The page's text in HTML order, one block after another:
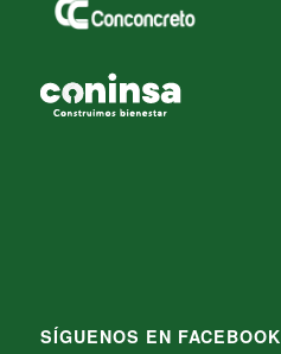
SÍGUENOS EN FACEBOOK